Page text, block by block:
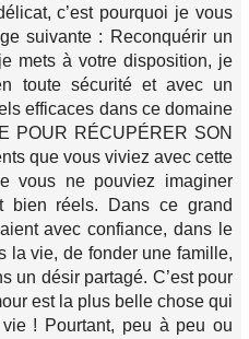
c’est pourquoi je vous
suivante : Reconquérir un
mets à votre disposition, je
toute sécurité et avec un
efficaces dans ce domaine
POUR RÉCUPÉRER SON
que vous viviez avec cette
vous ne pouviez imaginer
bien réels. Dans ce grand
avec confiance, dans le
la vie, de fonder une famille,
un désir partagé. C’est pour
est la plus belle chose qui
! Pourtant, peu à peu ou